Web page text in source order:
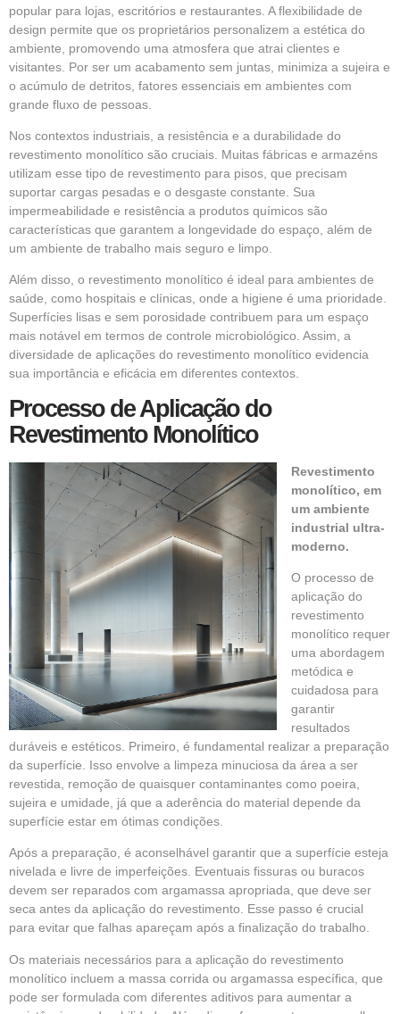
popular para lojas, escritórios e restaurantes. A flexibilidade de
design permite que os proprietários personalizem a estética do
ambiente, promovendo uma atmosfera que atrai clientes e
visitantes. Por ser um acabamento sem juntas, minimiza a sujeira e
o acúmulo de detritos, fatores essenciais em ambientes com
grande fluxo de pessoas.
Nos contextos industriais, a resistência e a durabilidade do
revestimento monolítico são cruciais. Muitas fábricas e armazéns
utilizam esse tipo de revestimento para pisos, que precisam
suportar cargas pesadas e o desgaste constante. Sua
impermeabilidade e resistência a produtos químicos são
características que garantem a longevidade do espaço, além de
um ambiente de trabalho mais seguro e limpo.
Além disso, o revestimento monolítico é ideal para ambientes de
saúde, como hospitais e clínicas, onde a higiene é uma prioridade.
Superfícies lisas e sem porosidade contribuem para um espaço
mais notável em termos de controle microbiológico. Assim, a
diversidade de aplicações do revestimento monolítico evidencia
sua importância e eficácia em diferentes contextos.
Processo de Aplicação do
Revestimento Monolítico
Revestimento
monolítico, em
um ambiente
industrial ultra-
moderno.
O processo de
aplicação do
revestimento
monolítico requer
uma abordagem
metódica e
cuidadosa para
garantir
resultados
duráveis e estéticos. Primeiro, é fundamental realizar a preparação
da superfície. Isso envolve a limpeza minuciosa da área a ser
revestida, remoção de quaisquer contaminantes como poeira,
sujeira e umidade, já que a aderência do material depende da
superfície estar em ótimas condições.
Após a preparação, é aconselhável garantir que a superfície esteja
nivelada e livre de imperfeições. Eventuais fissuras ou buracos
devem ser reparados com argamassa apropriada, que deve ser
seca antes da aplicação do revestimento. Esse passo é crucial
para evitar que falhas apareçam após a finalização do trabalho.
Os materiais necessários para a aplicação do revestimento
monolítico incluem a massa corrida ou argamassa específica, que
pode ser formulada com diferentes aditivos para aumentar a